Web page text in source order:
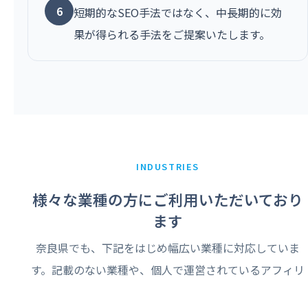
6
短期的なSEO手法ではなく、中長期的に効
果が得られる手法をご提案いたします。
INDUSTRIES
様々な業種の方にご利用いただいており
ます
奈良県でも、下記をはじめ幅広い業種に対応していま
す。記載のない業種や、個人で運営されているアフィリ